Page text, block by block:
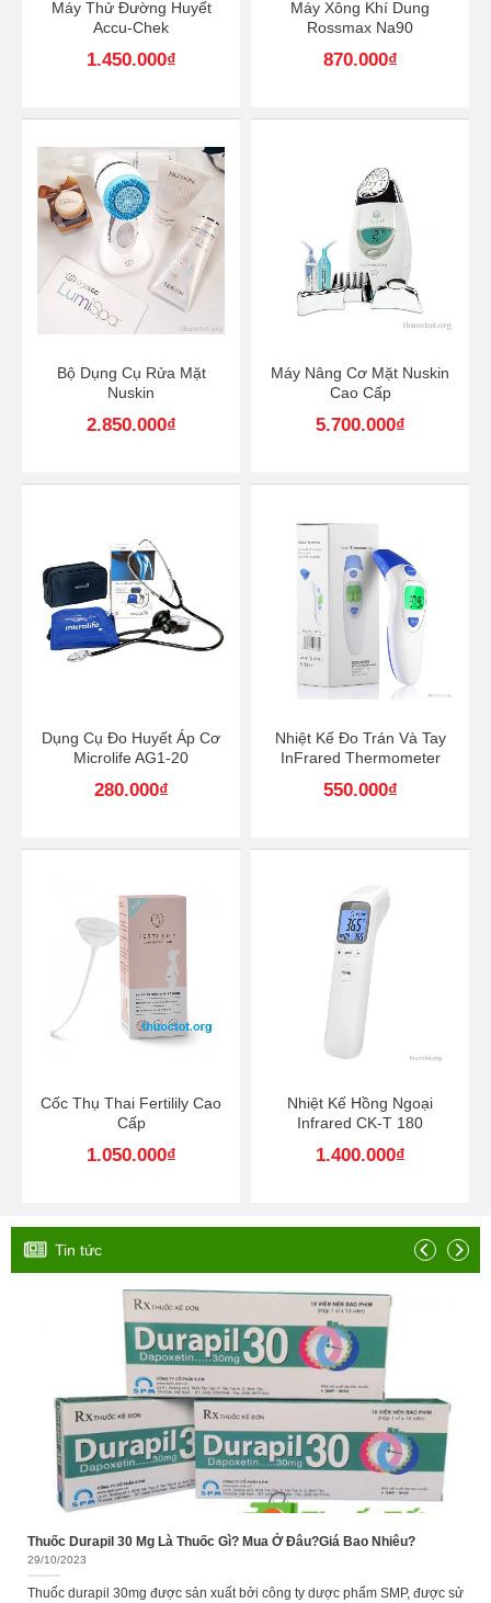
Máy Thử Đường Huyết
Accu-Chek
1.450.000₫
Máy Xông Khí Dung
Rossmax Na90
870.000₫
Bộ Dụng Cụ Rửa Mặt
Nuskin
2.850.000₫
Máy Nâng Cơ Mặt Nuskin
Cao Cấp
5.700.000₫
Dụng Cụ Đo Huyết Áp Cơ
Microlife AG1-20
280.000₫
Nhiệt Kế Đo Trán Và Tay
InFrared Thermometer
550.000₫
Cốc Thụ Thai Fertilily Cao
Cấp
1.050.000₫
Nhiệt Kế Hồng Ngoại
Infrared CK-T 180
1.400.000₫
Tin tức
Thuốc Durapil 30 Mg Là Thuốc Gì? Mua Ở Đâu?Giá Bao Nhiêu?
29/10/2023
Thuốc durapil 30mg được sản xuất bởi công ty dược phẩm SMP, được sử